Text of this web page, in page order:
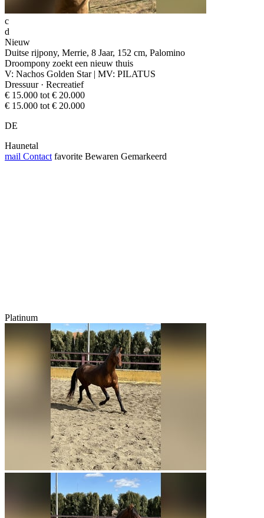
c
d
Nieuw
Duitse rijpony, Merrie, 8 Jaar, 152 cm, Palomino
Droompony zoekt een nieuw thuis
V: Nachos Golden Star | MV: PILATUS
Dressuur · Recreatief
€ 15.000 tot € 20.000
€ 15.000 tot € 20.000
DE
Haunetal
mail Contact favorite Bewaren Gemarkeerd
Platinum